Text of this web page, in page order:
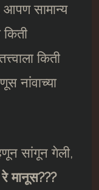
आपण सामान्य
किती
नांवाच्या
सांगून गेली,
मानूस???